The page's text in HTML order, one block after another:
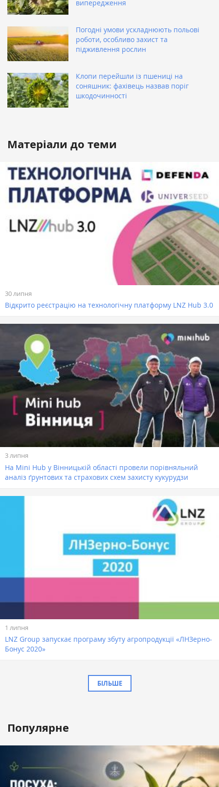
випередження
Погодні умови ускладнюють польові
роботи, особливо захист та
підживлення рослин
Клопи перейшли із пшениці на
соняшник: фахівець назвав поріг
шкодочинності
Матеріали до теми
30 липня
Відкрито реєстрацію на технологічну платформу LNZ Hub 3.0
3 липня
На Mini Hub у Вінницькій області провели порівняльний
аналіз ґрунтових та страхових схем захисту кукурудзи
1 липня
LNZ Group запускає програму збуту агропродукції «ЛНЗерно-
Бонус 2020»
БІЛЬШЕ
Популярне